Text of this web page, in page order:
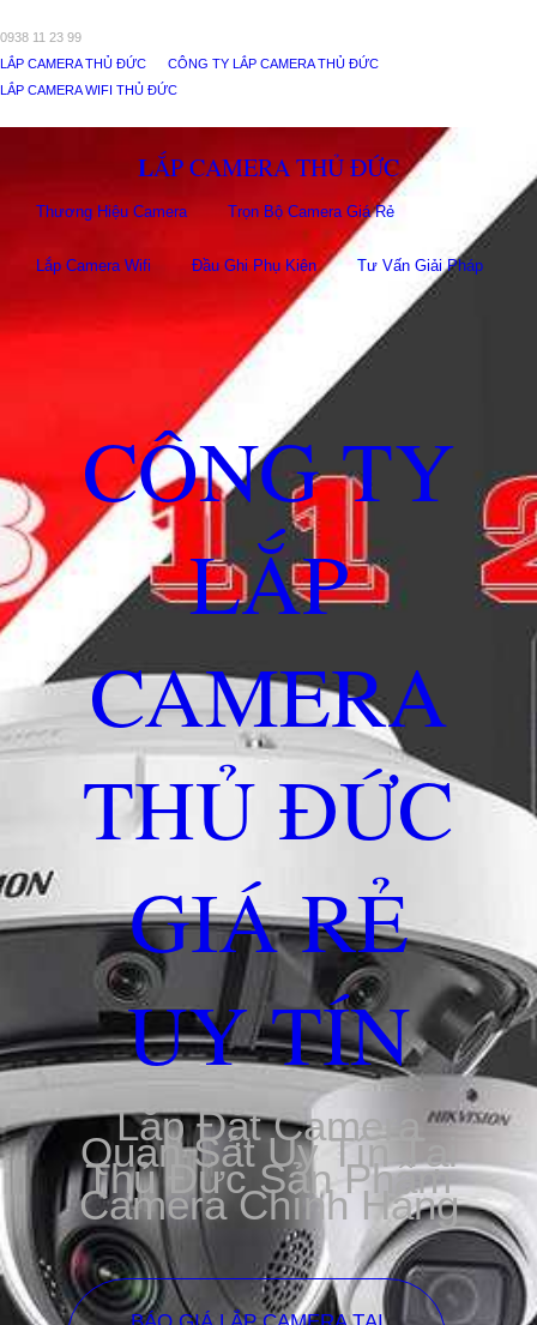
0938 11 23 99
LẮP CAMERA THỦ ĐỨC
CÔNG TY LẮP CAMERA THỦ ĐỨC
LẮP CAMERA WIFI THỦ ĐỨC
LẮP CAMERA THỦ ĐỨC
Thương Hiệu Camera Trọn Bộ Camera Giá Rẻ
Lắp Camera Wifi Đầu Ghi Phụ Kiên Tư Vấn Giải Pháp
CÔNG TY
LẮP
CAMERA
THỦ ĐỨC
GIÁ RẺ
UY TÍN
Lắp Đặt Camera
Quan Sát Uy Tín Tại
Thủ Đức Sản Phẩm
Camera Chính Hãng